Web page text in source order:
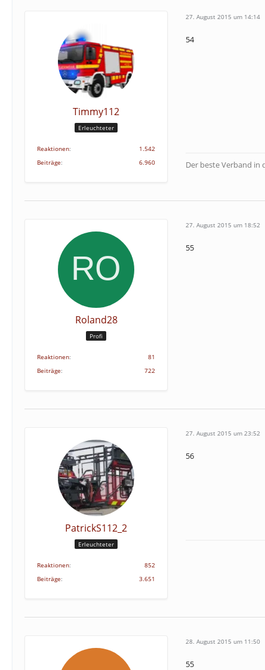
Timmy112
Erleuchteter
Reaktionen
1.542
Beiträge
6.960
27. August 2015 um 14:14
54
Der beste Verband in
Roland28
Profi
Reaktionen
81
Beiträge
722
27. August 2015 um 18:52
55
PatrickS112_2
Erleuchteter
Reaktionen
852
Beiträge
3.651
27. August 2015 um 23:52
56
28. August 2015 um 11:50
55